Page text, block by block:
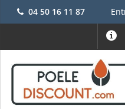
04 50 16 11 87